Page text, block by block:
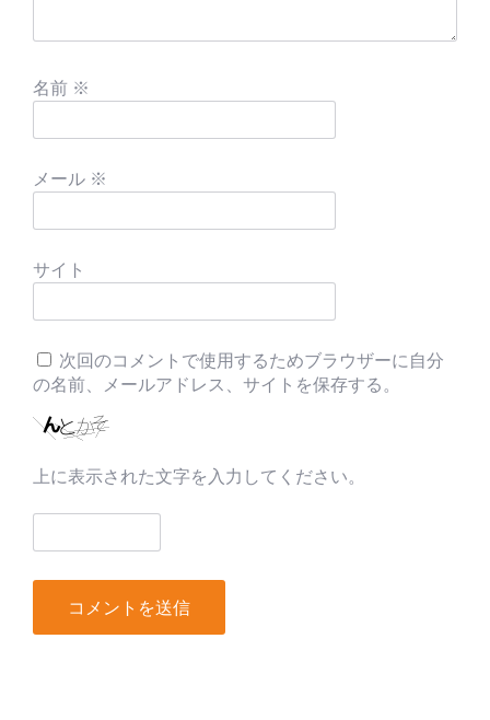
名前 ※
メール ※
サイト
次回のコメントで使用するためブラウザーに自分
の名前、メールアドレス、サイトを保存する。
上に表示された文字を入力してください。